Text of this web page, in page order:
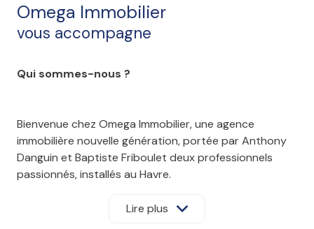
Omega Immobilier
vous accompagne
Qui sommes-nous ?
Bienvenue chez Omega Immobilier, une agence
immobilière nouvelle génération, portée par Anthony
Danguin et Baptiste Friboulet deux professionnels
passionnés, installés au Havre.
immobiliers : vente, achat, location ou gestion locative.
Lire plus